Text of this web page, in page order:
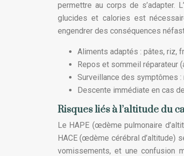
permettre au corps de s’adapter.
glucides et calories est
engendrer des conséquences
Aliments adaptés : pâtes, riz,
Repos et sommeil réparateur
Surveillance des symptômes
Descente immédiate en cas
Risques liés à l’altitude du
Le HAPE (œdème pulmonaire
HACE (œdème cérébral d’altitude)
vomissements, et une confusion